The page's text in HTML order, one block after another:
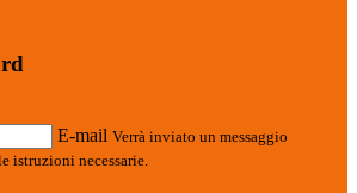
E-mail Verrà inviato un messaggio
istruzioni necessarie.